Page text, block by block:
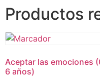
Productos
Aceptar las emociones
6 años)